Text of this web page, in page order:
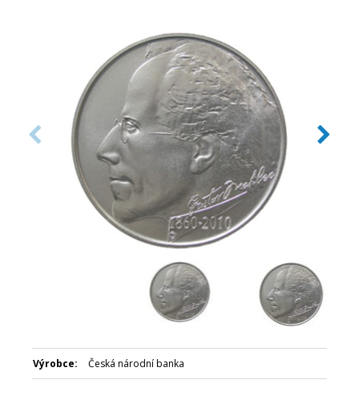
Datum emise: červen 2010
Číslovaná emise: Ne
Certifikát: Ano
Balení: Kapsle
Nominální hodnota: 200 Kč
Emitent: Česká národní banka
Výrobce: Česká národní banka